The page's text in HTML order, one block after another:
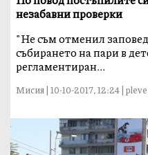
незабавни проверки
"Не съм отменил
събирането на пари в
регламентиран...
Мисия | 10-10-2017, 12:24 |